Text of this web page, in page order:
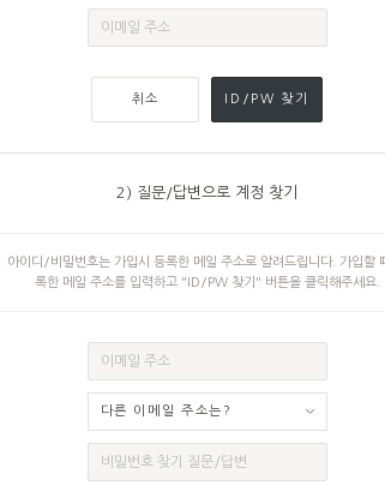
취소 ID/PW 찾기
2) 질문/답변으로 계정 찾기
아이디/비밀번호는 가입시 등록한 메일 주소로 알려드립니다. 가입할
록한 메일 주소를 입력하고 "ID/PW 찾기" 버튼을 클릭해주세요.
다른 이메일 주소는?